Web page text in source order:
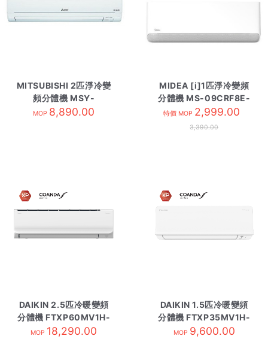
MITSUBISHI 2匹淨冷變
頻分體機 MSY-
GK18VA-內 R410A
MOP 8,890.00
MIDEA [i]1匹淨冷變頻
分體機 MS-09CRF8E-
內 R32
特價 MOP 2,999.00
3,390.00
DAIKIN 2.5匹冷暖變頻
分體機 FTXP60MV1H-
內 R32
MOP 18,290.00
DAIKIN 1.5匹冷暖變頻
分體機 FTXP35MV1H-
內 R32
MOP 9,600.00